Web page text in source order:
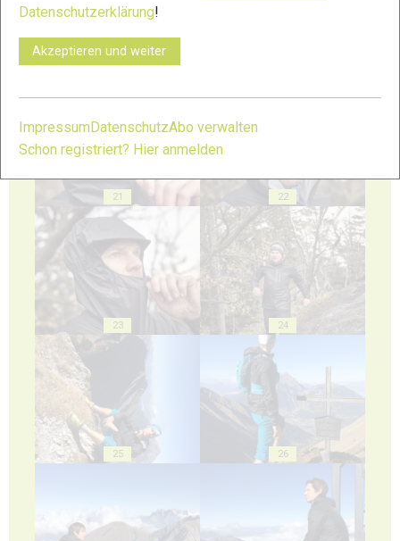
19
21 22
23 24
25 26
Datenschutzerklärung!
Akzeptieren und weiter
ImpressumDatenschutzAbo verwalten
Schon registriert? Hier anmelden